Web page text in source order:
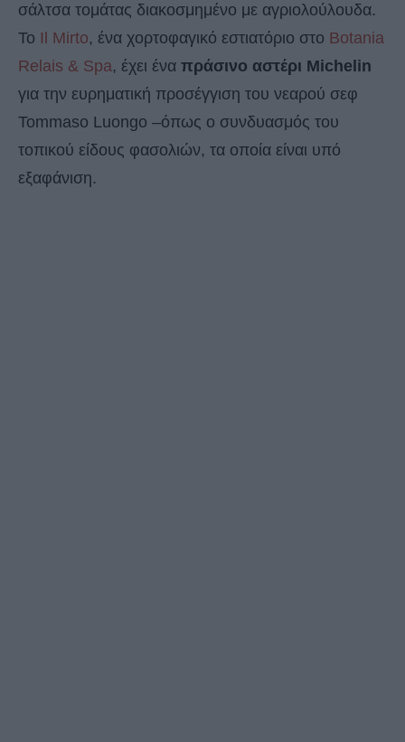
σάλτσα τομάτας διακοσμημένο με αγριολούλουδα.
Το Il Mirto, ένα χορτοφαγικό εστιατόριο στο Botania
Relais & Spa, έχει ένα πράσινο αστέρι Michelin
για την ευρηματική προσέγγιση του νεαρού σεφ
Tommaso Luongo –όπως ο συνδυασμός του
τοπικού είδους φασολιών, τα οποία είναι υπό
εξαφάνιση.